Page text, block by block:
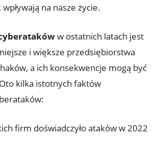
na nasze życie.
​w ostatnich‍ latach‌ jest
i większe ⁢przedsiębiorstwa
​a ich konsekwencje mogą być
⁣kilka ⁣istotnych faktów
firm doświadczyło⁤ ataków w 2022